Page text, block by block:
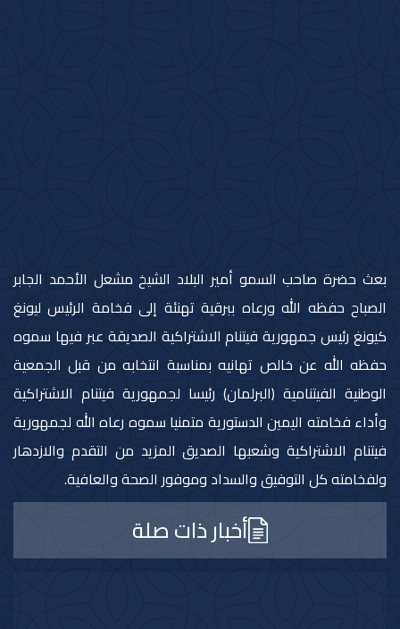
بعث حضرة صاحب السمو أمير البلاد الشيخ مشعل الأحمد الجابر
الصباح حفظه الله ورعاه ببرقية تهنئة إلى فخامة الرئيس ليونغ
كيونغ رئيس جمهورية فيتنام الاشتراكية الصديقة عبر فيها سموه
حفظه الله عن خالص تهانيه بمناسبة انتخابه من قبل الجمعية
الوطنية الفيتنامية (البرلمان) رئيسا لجمهورية فيتنام الاشتراكية
وأداء فخامته اليمين الدستورية متمنيا سموه رعاه الله لجمهورية
فيتنام الاشتراكية وشعبها الصديق المزيد من التقدم والازدهار
ولفخامته كل التوفيق والسداد وموفور الصحة والعافية.
أخبار ذات صلة